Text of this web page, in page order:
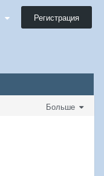
Регистрация
Больше